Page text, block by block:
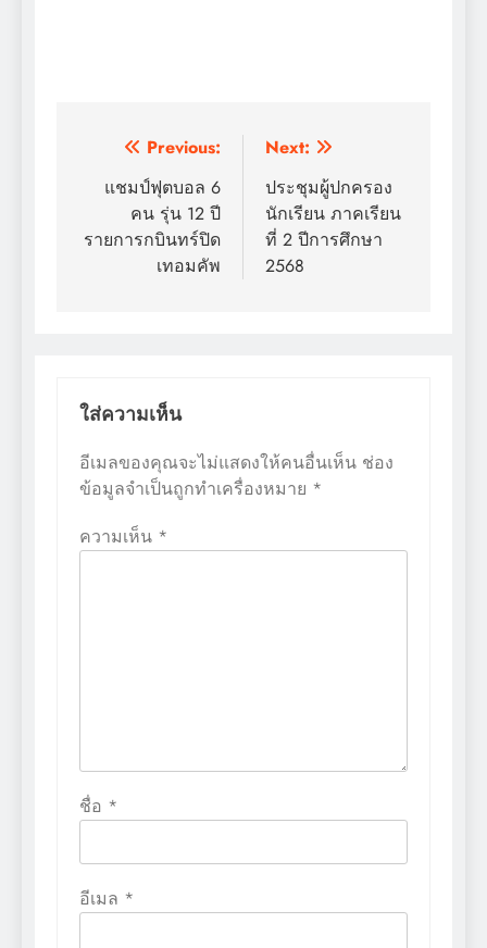
แนะแนว
เรื่อง
Previous:
แชมป์ฟุตบอล 6
คน รุ่น 12 ปี
รายการกบินทร์ปิด
เทอมคัพ
Next:
ประชุมผู้ปกครอง
นักเรียน ภาคเรียน
ที่ 2 ปีการศึกษา
2568
ใส่ความเห็น
อีเมลของคุณจะไม่แสดงให้คนอื่นเห็น ช่อง
ข้อมูลจำเป็นถูกทำเครื่องหมาย *
ความเห็น *
ชื่อ *
อีเมล *